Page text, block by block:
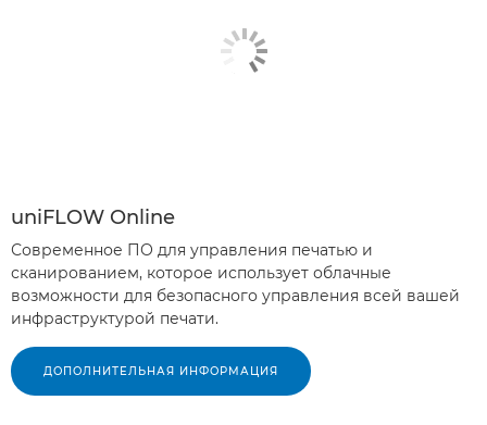
uniFLOW Online
Современное ПО для управления печатью и
сканированием, которое использует облачные
возможности для безопасного управления всей вашей
инфраструктурой печати.
ДОПОЛНИТЕЛЬНАЯ ИНФОРМАЦИЯ